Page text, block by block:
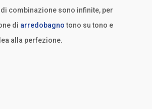
combinazione sono infinite, per
di arredobagnotono su tono e
alla perfezione.